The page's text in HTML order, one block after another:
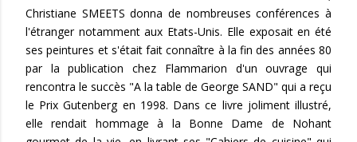
Christiane SMEETS donna de nombreuses conférences à
l'étranger notamment aux Etats-Unis. Elle exposait en été
ses peintures et s'était fait connaître à la fin des années 80
par la publication chez Flammarion d'un ouvrage qui
rencontra le succès "A la table de George SAND" qui a reçu
le Prix Gutenberg en 1998. Dans ce livre joliment illustré,
elle rendait hommage à la Bonne Dame de Nohant